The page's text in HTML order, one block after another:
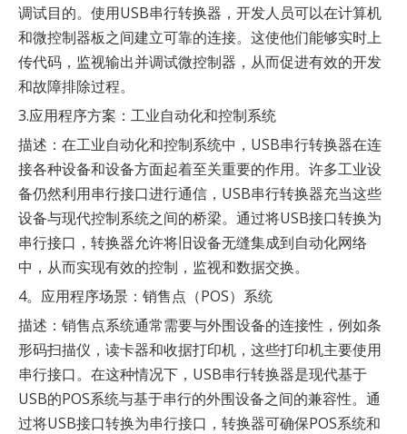
调试目的。使用USB串行转换器，开发人员可以在计算机
和微控制器板之间建立可靠的连接。这使他们能够实时上
传代码，监视输出并调试微控制器，从而促进有效的开发
和故障排除过程。
3.应用程序方案：工业自动化和控制系统
描述：在工业自动化和控制系统中，USB串行转换器在连
接各种设备和设备方面起着至关重要的作用。许多工业设
备仍然利用串行接口进行通信，USB串行转换器充当这些
设备与现代控制系统之间的桥梁。通过将USB接口转换为
串行接口，转换器允许将旧设备无缝集成到自动化网络
中，从而实现有效的控制，监视和数据交换。
4。应用程序场景：销售点（POS）系统
描述：销售点系统通常需要与外围设备的连接性，例如条
形码扫描仪，读卡器和收据打印机，这些打印机主要使用
串行接口。在这种情况下，USB串行转换器是现代基于
USB的POS系统与基于串行的外围设备之间的兼容性。通
过将USB接口转换为串行接口，转换器可确保POS系统和